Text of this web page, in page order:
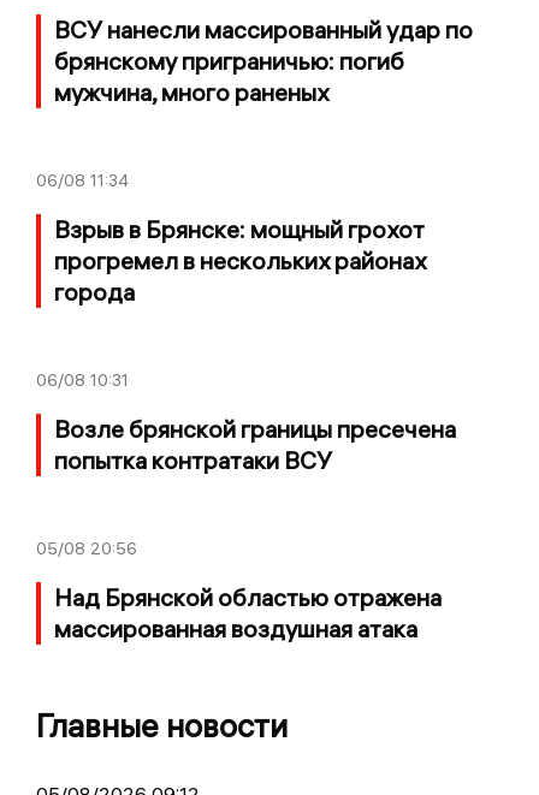
ВСУ нанесли массированный удар по
брянскому приграничью: погиб
мужчина, много раненых
06/08 11:34
Взрыв в Брянске: мощный грохот
прогремел в нескольких районах
города
06/08 10:31
Возле брянской границы пресечена
попытка контратаки ВСУ
05/08 20:56
Над Брянской областью отражена
массированная воздушная атака
Главные новости